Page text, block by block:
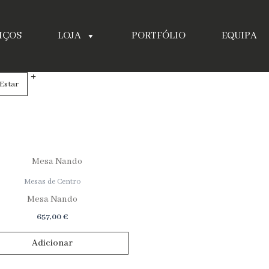
LOJA PORTFÓLIO EQUIPA
Mesas de Centro
Mesa Nando
657,00€
Adicionar